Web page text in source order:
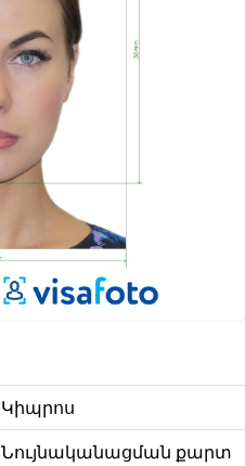
Կիպրոս
Նույնականացման քարտ